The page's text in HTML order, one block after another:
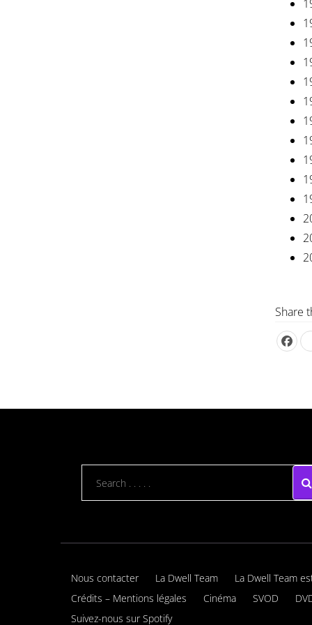
Share
Nous contacter La Dwell Team
La Dwell Team
Crédits – Mentions légales
Cinéma SVOD
Suivez-nous sur Spotify